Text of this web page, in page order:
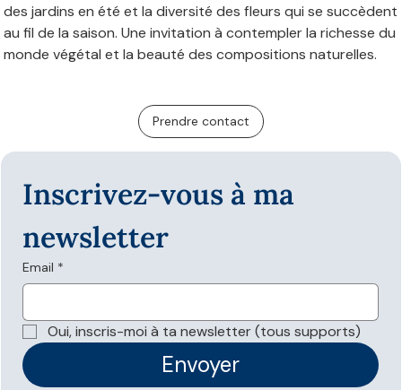
des jardins en été et la diversité des fleurs qui se succèdent
au fil de la saison. Une invitation à contempler la richesse du
monde végétal et la beauté des compositions naturelles.
Prendre contact
Inscrivez-vous à ma
newsletter
Email *
Oui, inscris-moi à ta newsletter (tous supports)
Envoyer